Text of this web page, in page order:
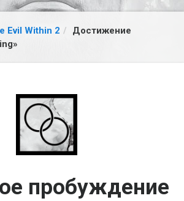
Evil Within 2
Достижение
пробуждение